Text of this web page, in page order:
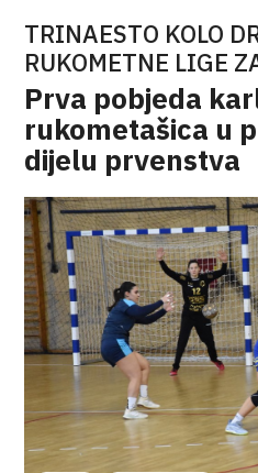
TRINAESTO KOLO
RUKOMETNE LIGE
Prva pobjeda
rukometašica u
dijelu prvenstva